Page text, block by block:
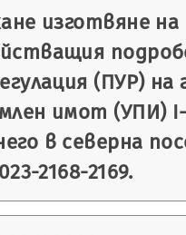
изготвяне
(ПУР)
имот (УПИ)
в северна
2168-2169.